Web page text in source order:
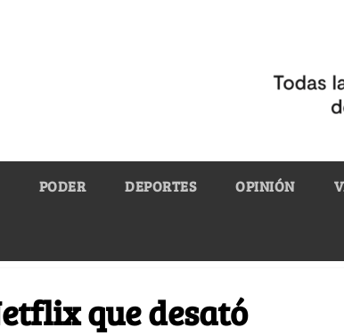
PODER DEPORTES OPINIÓN
que desató